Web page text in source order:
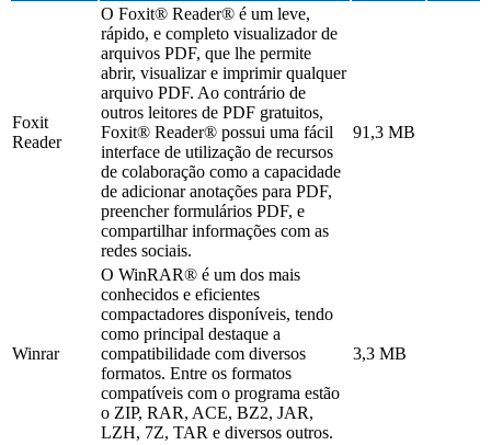
Foxit
Reader
O Foxit® Reader® é um leve,
rápido, e completo visualizador de
arquivos PDF, que lhe permite
abrir, visualizar e imprimir qualquer
arquivo PDF. Ao contrário de
outros leitores de PDF gratuitos,
Foxit® Reader® possui uma fácil
interface de utilização de recursos
de colaboração como a capacidade
de adicionar anotações para PDF,
preencher formulários PDF, e
compartilhar informações com as
redes sociais.
91,3 MB
Winrar
O WinRAR® é um dos mais
conhecidos e eficientes
compactadores disponíveis, tendo
como principal destaque a
compatibilidade com diversos
formatos. Entre os formatos
compatíveis com o programa estão
o ZIP, RAR, ACE, BZ2, JAR,
LZH, 7Z, TAR e diversos outros.
3,3 MB